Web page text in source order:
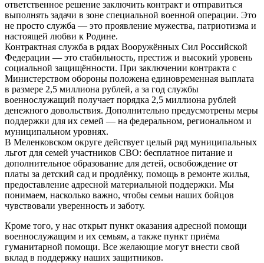
ответственное решение заключить контракт и отправиться
выполнять задачи в зоне специальной военной операции. Это
не просто служба — это проявление мужества, патриотизма и
настоящей любви к Родине.
Контрактная служба в рядах Вооружённых Сил Российской
Федерации — это стабильность, престиж и высокий уровень
социальной защищённости. При заключении контракта с
Министерством обороны положена единовременная выплата
в размере 2,5 миллиона рублей, а за год службы
военнослужащий получает порядка 2,5 миллиона рублей
денежного довольствия. Дополнительно предусмотрены меры
поддержки для их семей — на федеральном, региональном и
муниципальном уровнях.
В Меленковском округе действует целый ряд муниципальных
льгот для семей участников СВО: бесплатное питание и
дополнительное образование для детей, освобождение от
платы за детский сад и продлёнку, помощь в ремонте жилья,
предоставление адресной материальной поддержки. Мы
понимаем, насколько важно, чтобы семьи наших бойцов
чувствовали уверенность и заботу.
Кроме того, у нас открыт пункт оказания адресной помощи
военнослужащим и их семьям, а также пункт приёма
гуманитарной помощи. Все желающие могут внести свой
вклад в поддержку наших защитников.